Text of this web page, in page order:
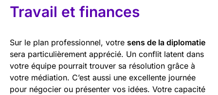
Travail et finances
Sur le plan professionnel, votre sens de la diplomatie
sera particulièrement apprécié. Un conflit latent dans
votre équipe pourrait trouver sa résolution grâce à
votre médiation. C’est aussi une excellente journée
pour négocier ou présenter vos idées. Votre capacité